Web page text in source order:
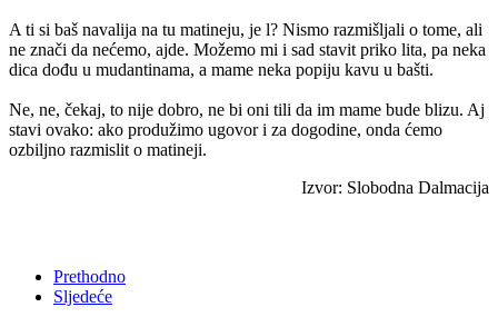
A ti si baš navalija na tu matineju, je l? Nismo razmišljali o tome, ali
ne znači da nećemo, ajde. Možemo mi i sad stavit priko lita, pa neka
dica dođu u mudantinama, a mame neka popiju kavu u bašti.
Ne, ne, čekaj, to nije dobro, ne bi oni tili da im mame bude blizu. Aj
stavi ovako: ako produžimo ugovor i za dogodine, onda ćemo
ozbiljno razmislit o matineji.
Izvor: Slobodna Dalmacija
Prethodno
Sljedeće